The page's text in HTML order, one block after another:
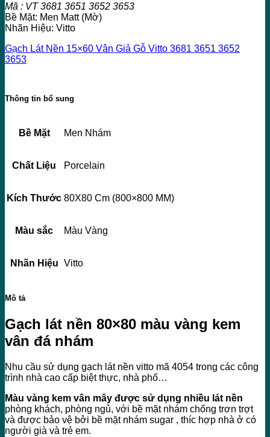
Mã : VT 3681 3651 3652 3653
Bề Mặt: Men Matt (Mờ)
Nhãn Hiệu: Vitto
Gạch Lát Nền 15×60 Vân Giả Gỗ Vitto 3681 3651 3652
3653
Thông tin bổ sung
Bề Mặt Men Nhám
Chất Liệu Porcelain
Kích Thước 80X80 Cm (800×800 MM)
Màu sắc Màu Vàng
Nhãn Hiệu Vitto
Mô tả
Gạch lát nền 80×80 màu vàng kem
vân đá nhám
Nhu cầu sử dụng gạch lát nền vitto mã 4054 trong các công
trình nhà cao cấp biệt thực, nhà phố…
Màu vàng kem vân mây được sử dụng nhiều lát nền
phòng khách, phòng ngủ, với bề mặt nhám chống trơn trợt
và được bảo vệ bởi bề mặt nhám sugar , thíc hợp nhà ở có
người già và trẻ em.